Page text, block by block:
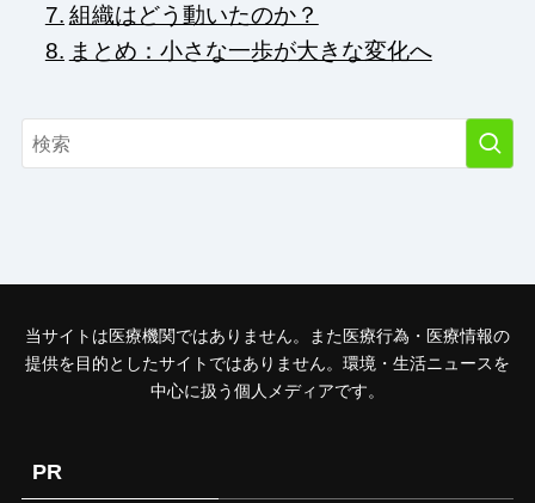
組織はどう動いたのか？
まとめ：小さな一歩が大きな変化へ
当サイトは医療機関ではありません。また医療行為・医療情報の
提供を目的としたサイトではありません。環境・生活ニュースを
中心に扱う個人メディアです。
PR